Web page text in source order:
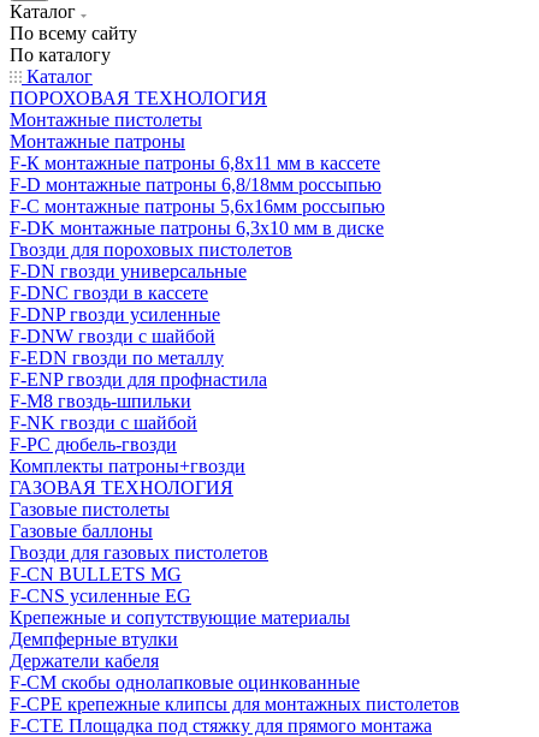
Каталог
По всему сайту
По каталогу
Каталог
ПОРОХОВАЯ ТЕХНОЛОГИЯ
Монтажные пистолеты
Монтажные патроны
F-К монтажные патроны 6,8х11 мм в кассете
F-D монтажные патроны 6,8/18мм россыпью
F-C монтажные патроны 5,6х16мм россыпью
F-DK монтажные патроны 6,3х10 мм в диске
Гвозди для пороховых пистолетов
F-DN гвозди универсальные
F-DNC гвозди в кассете
F-DNP гвозди усиленные
F-DNW гвозди с шайбой
F-EDN гвозди по металлу
F-ENP гвозди для профнастила
F-M8 гвоздь-шпильки
F-NK гвозди с шайбой
F-PC дюбель-гвозди
Комплекты патроны+гвозди
ГАЗОВАЯ ТЕХНОЛОГИЯ
Газовые пистолеты
Газовые баллоны
Гвозди для газовых пистолетов
F-CN BULLETS MG
F-CNS усиленные EG
Крепежные и сопутствующие материалы
Демпферные втулки
Держатели кабеля
F-CM скобы однолапковые оцинкованные
F-CPE крепежные клипсы для монтажных пистолетов
F-CTE Площадка под стяжку для прямого монтажа